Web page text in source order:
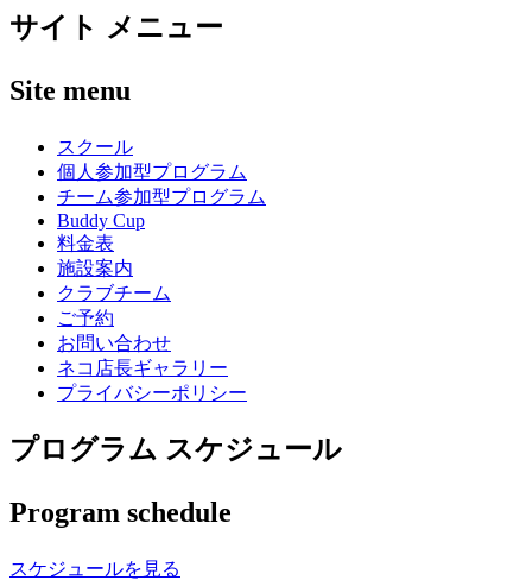
サイト メニュー
Site menu
スクール
個人参加型プログラム
チーム参加型プログラム
Buddy Cup
料金表
施設案内
クラブチーム
ご予約
お問い合わせ
ネコ店長ギャラリー
プライバシーポリシー
プログラム スケジュール
Program schedule
スケジュールを見る